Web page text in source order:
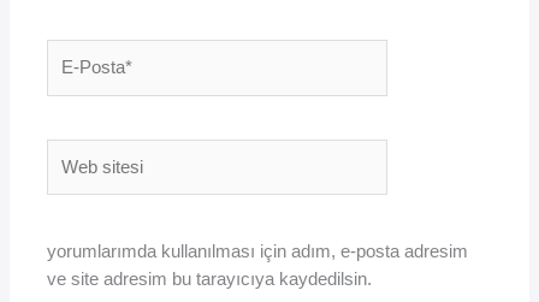
Posta*
sitesi
yorumlarımda kullanılması için adım, e-posta adresim
ve site adresim bu tarayıcıya kaydedilsin.